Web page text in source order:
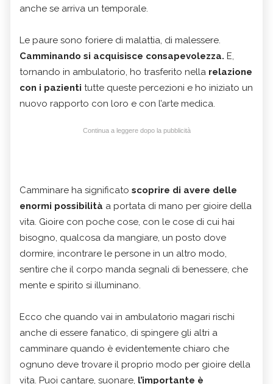
anche se arriva un temporale.
Le paure sono foriere di malattia, di malessere.
Camminando si acquisisce consapevolezza. E,
tornando in ambulatorio, ho trasferito nella relazione
con i pazienti tutte queste percezioni e ho iniziato un
nuovo rapporto con loro e con l’arte medica.
Continua a leggere dopo la pubblicità
Camminare ha significato scoprire di avere delle
enormi possibilità a portata di mano per gioire della
vita. Gioire con poche cose, con le cose di cui hai
bisogno, qualcosa da mangiare, un posto dove
dormire, incontrare le persone in un altro modo,
sentire che il corpo manda segnali di benessere, che
mente e spirito si illuminano.
Ecco che quando vai in ambulatorio magari rischi
anche di essere fanatico, di spingere gli altri a
camminare quando è evidentemente chiaro che
ognuno deve trovare il proprio modo per gioire della
vita. Puoi cantare, suonare, l’importante è